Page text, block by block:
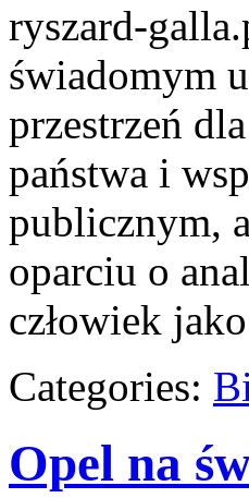
ryszard-
świadomym
przestrzeń
państwa i
publicznym,
oparciu o
człowiek
Categories:
Opel na